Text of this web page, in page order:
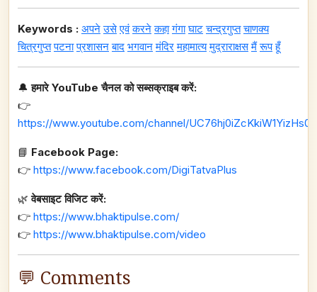
Keywords : अपने उसे एवं करने कहा गंगा घाट चन्द्रगुप्त चाणक्य
चित्रगुप्त पटना प्रशासन बाद भगवान मंदिर महामात्य मुद्राराक्षस मैं रूप हूँ
🔔हमारे YouTube चैनल को सब्सक्राइब करें:
👉
https://www.youtube.com/channel/
📘 Facebook Page:
👉 https://www.facebook.com/DigiTatvaPlus
🌿वेबसाइट विजिट करें:
👉 https://www.bhaktipulse.com/
👉 https://www.bhaktipulse.com/video
💬 Comments